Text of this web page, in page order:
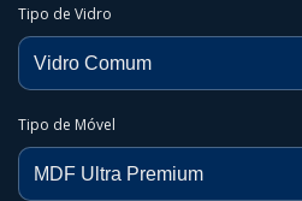
Tipo de Vidro
Tipo de Móvel